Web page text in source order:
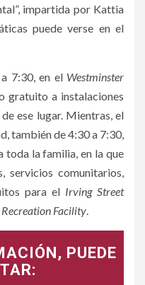
impartida por Kattia
puede verse en el
7:30, en el Westminster
gratuito a instalaciones
ese lugar. Mientras, el
también de 4:30 a 7:30,
toda la familia, en la que
servicios comunitarios,
para el Irving Street
Facility
PUEDE